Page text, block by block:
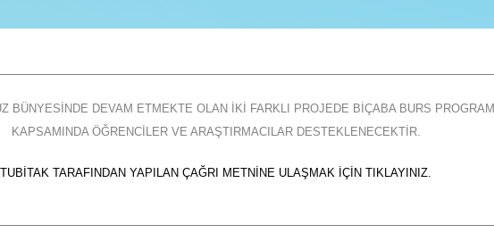
BÜNYESINDE DEVAM ETMEKTE OLAN IKI FARKLI PROJEDE BİÇABA BURS PROGRAMI
KAPSAMINDA ÖĞRENCILER VE ARAŞTIRMACILAR DESTEKLENECEKTIR.
TUBİTAK TARAFINDAN YAPILAN ÇAĞRI METNINE ULAŞMAK IÇIN TIKLAYINIZ.